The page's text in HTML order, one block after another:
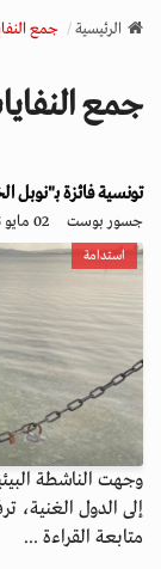
v
a
o
n
الرئيسية جمع
جمع
تونسية فائزة
جسور بوست 02 مايو 2025 - 12:05
استدامة
وجهت الناشطة
إلى الدول الغنية،
متابعة القراءة ...